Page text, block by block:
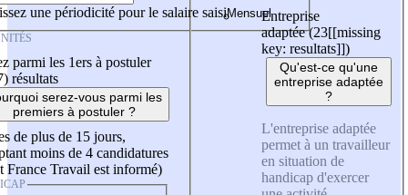
une périodicité pour le salaire saisi
parmi les 1ers à postuler
résultats
serez-vous parmi les
premiers à postuler ?
de plus de 15 jours,
moins de 4 candidatures
France Travail est informé)
Entreprise
adaptée (23[[missing
key: resultats]])
Qu'est-ce qu'une
entreprise adaptée
?
L'entreprise adaptée
permet à un travailleur
en situation de
handicap d'exercer